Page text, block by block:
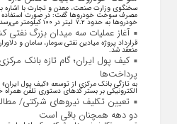
سخنگوی وزارت صنعت، معدن و تجارت با اشاره
مصرف سوخت خودرو‌ها گفت: در صورت استفاده
خودرو‌ها به حدود ۷.۲ لیتر در ۱۰۰ کیلومتر می‌رسد.
آغاز عملیات سه میدان بزرگ نفتی
قرارداد پروژه میادین نفتی سومار، سامان و
منعقد شد.
کیف پول ایران؛ گام تازه بانک
پرداخت‌ها
به تازگی بانک مرکزی از توسعه «کیف پول
الکترونیکی بر بستر کد‌های دستوری تلفن
تعیین تکلیف نیروهای شرکتی/
دو دهه همچنان باقی است